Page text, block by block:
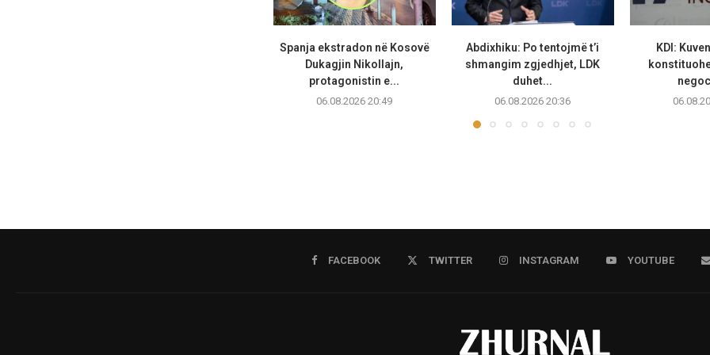
Spanja ekstradon në Kosovë
Dukagjin Nikollajn,
protagonistin e...
06.08.2026 20:49
Abdixhiku: Po tentojmë t’i
shmangim zgjedhjet, LDK
duhet...
06.08.2026 20:36
KDI:
FACEBOOK TWITTER INSTAGRAM YOUTUBE